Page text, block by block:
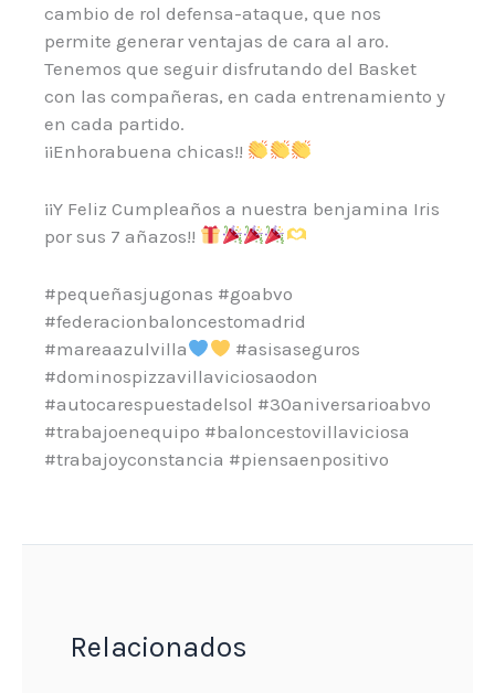
cambio de rol defensa-ataque, que nos
permite generar ventajas de cara al aro.
Tenemos que seguir disfrutando del Basket
con las compañeras, en cada entrenamiento y
en cada partido.
¡¡Enhorabuena chicas!!
¡¡Y Feliz Cumpleaños a nuestra benjamina Iris
por sus 7 añazos!!
#pequeñasjugonas #goabvo
#federacionbaloncestomadrid
#mareaazulvilla
#asisaseguros
#dominospizzavillaviciosaodon
#autocarespuestadelsol #30aniversarioabvo
#trabajoenequipo #baloncestovillaviciosa
#trabajoyconstancia #piensaenpositivo
Relacionados